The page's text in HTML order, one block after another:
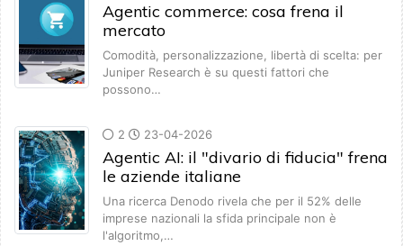
Agentic commerce: cosa frena il
mercato
Comodità, personalizzazione, libertà di scelta: per
Juniper Research è su questi fattori che
possono…
2 23-04-2026
Agentic AI: il "divario di fiducia" frena
le aziende italiane
Una ricerca Denodo rivela che per il 52% delle
imprese nazionali la sfida principale non è
l'algoritmo,…